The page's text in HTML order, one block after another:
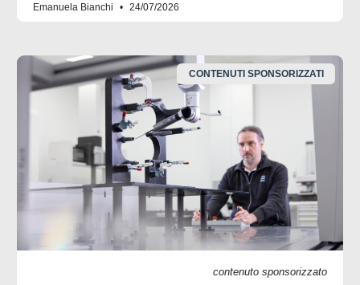
Emanuela Bianchi 24/07/2026
CONTENUTI SPONSORIZZATI
contenuto sponsorizzato